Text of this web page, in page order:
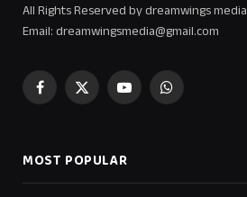
All Rights Reserved by dreamwings media
Email: dreamwingsmedia@gmail.com
Facebook
X
YouTubeWhatsApp
MOST POPULAR